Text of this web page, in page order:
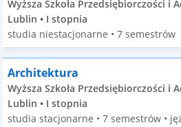
Wyższa Szkoła Przedsiębiorczości i
Lublin • I stopnia
studia niestacjonarne • 7 semestrów
Architektura
Wyższa Szkoła Przedsiębiorczości i
Lublin • I stopnia
studia stacjonarne • 7 semestrów •